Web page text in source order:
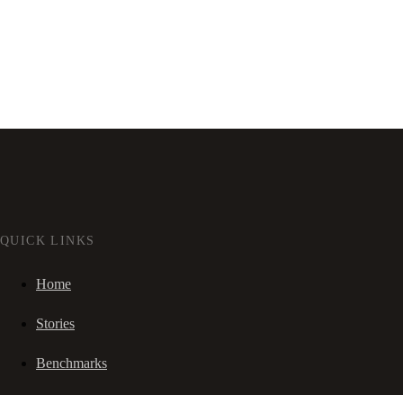
QUICK LINKS
Home
Stories
Benchmarks